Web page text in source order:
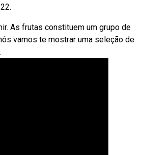
As frutas constituem um grupo de
vamos te mostrar uma seleção de